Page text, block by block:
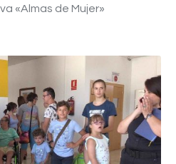
«Almas de Mujer»